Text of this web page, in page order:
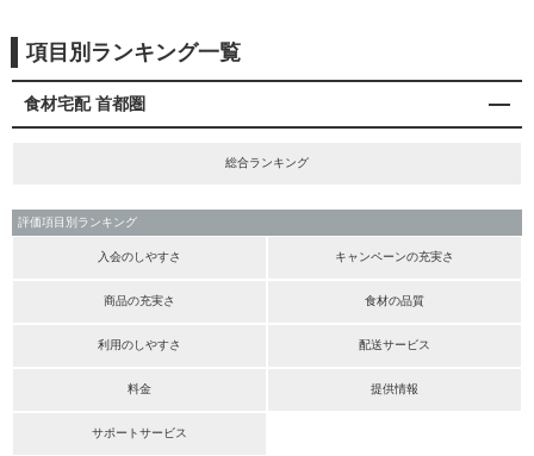
項目別ランキング一覧
食材宅配 首都圏
総合ランキング
評価項目別ランキング
入会のしやすさ キャンペーンの充実さ
商品の充実さ 食材の品質
利用のしやすさ 配送サービス
料金 提供情報
サポートサービス